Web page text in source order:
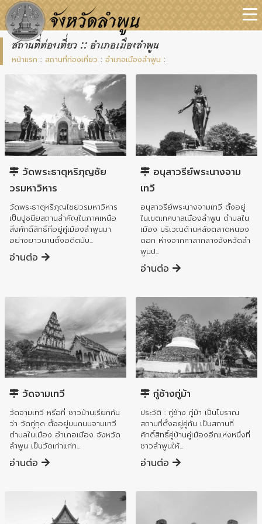
สถานที่ท่องเที่ยว :: อำเภอเมืองลำพูน
หน้าแรก : สถานที่ท่องเที่ยว : อำเภอเมืองลำพูน :
อำเภอเมืองลำพูน
วัดพระธาตุหริภุญชัย
วรมหาวิหาร
วัดพระธาตุหริภุญไชยวรมหาวิหาร
เป็นปูชนียสถานสำคัญในภาคเหนือ
สิ่งศักดิ์สิทธิ์ที่อยู่คู่เมืองลำพูนมา
อย่างยาวนานตั้งอดีตนับ...
อ่านต่อ
อำเภอเมืองลำพูน
อนุสาวรีย์พระนางจาม
เทวี
อนุสาวรีย์พระนางจามเทวี ตั้งอยู่
ในเขตเทศบาลเมืองลำพูน ตำบลใน
เมือง บริเวณด้านหลังตลาดหนอง
ดอก ห่างจากศาลากลางจังหวัดลำ
พูนป...
อ่านต่อ
อำเภอเมืองลำพูน
วัดจามเทวี
วัดจามเทวี หรือที่ ชาวบ้านเรียกกัน
ว่า วัดกู่กุด ตั้งอยู่บนถนนจามเทวี
ตำบลในเมือง อำเภอเมือง จังหวัด
ลำพูน เป็นวัดเก่าแก่ท...
อ่านต่อ
อำเภอเมืองลำพูน
กู่ช้างกู่ม้า
ประวัติ : กู่ช้าง กู่ม้า เป็นโบราณ
สถานที่ตั้งอยู่คู่กัน เป็นสถานที่
ศักดิ์สิทธิ์คู่บ้านคู่เมืองอีกแห่งหนึ่งที่
ชาวลำพูนให้...
อ่านต่อ